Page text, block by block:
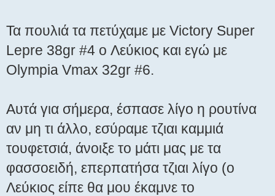
Τα πουλιά τα πετύχαμε με Victory Super
Lepre 38gr #4 o Λεύκιος και εγώ με
Olympia Vmax 32gr #6.
Aυτά για σήμερα, έσπασε λίγο η ρουτίνα
αν μη τι άλλο, εσύραμε τζιαι καμμιά
τουφετσιά, άνοιξε το μάτι μας με τα
φασσοειδή, επερπατήσα τζιαι λίγο (ο
Λεύκιος είπε θα μου έκαμνε το